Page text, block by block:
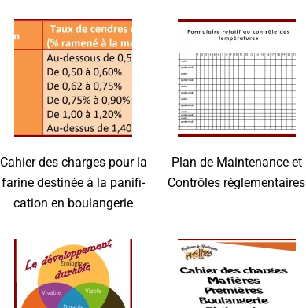
Cahier des charges pour la
farine des­ti­née à la pani­fi­
ca­tion en boulangerie
Plan de Main­te­nance et
Contrôles réglementaires